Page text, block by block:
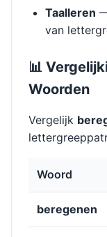
Taalleren
van
📊
Woorden
Vergelijk
Woord
beregenen